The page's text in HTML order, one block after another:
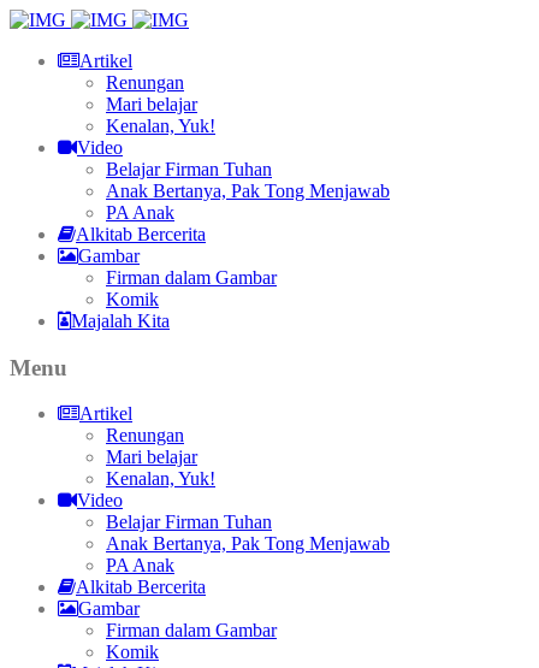
Artikel
Renungan
Mari belajar
Kenalan, Yuk!
Video
Belajar Firman Tuhan
Anak Bertanya, Pak Tong Menjawab
PA Anak
Alkitab Bercerita
Gambar
Firman dalam Gambar
Komik
Majalah Kita
Menu
Artikel
Renungan
Mari belajar
Kenalan, Yuk!
Video
Belajar Firman Tuhan
Anak Bertanya, Pak Tong Menjawab
PA Anak
Alkitab Bercerita
Gambar
Firman dalam Gambar
Komik